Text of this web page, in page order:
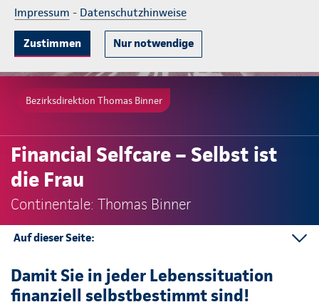
Impressum - Datenschutzhinweise
Zustimmen Nur notwendige
Bezirksdirektion Thomas Binner
Financial Selfcare – Selbst ist
die Frau
Continentale: Thomas Binner
Auf dieser Seite:
Ansprechpartner
Damit Sie in jeder Lebenssituation
finanziell selbstbestimmt sind!